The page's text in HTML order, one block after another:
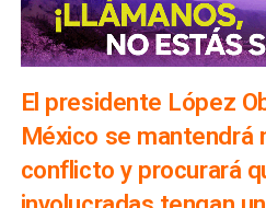
El presidente López
México se mantendrá
conflicto y procurará